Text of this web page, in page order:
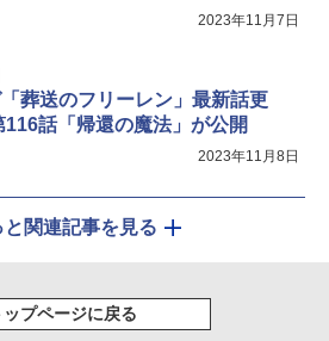
2023年11月7日
葬送のフリーレン」最新話更
116話「帰還の魔法」が公開
2023年11月8日
と関連記事を見る
ップページに戻る